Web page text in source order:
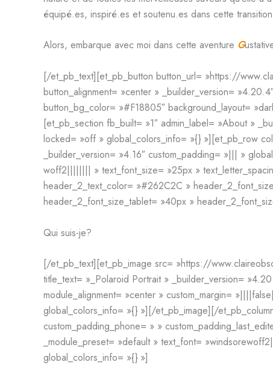
équipé.es, inspiré.es et soutenu.es dans cette
Alors, embarque avec moi dans cette aventure G
[/et_pb_text][et_pb_button button_url= »https://
button_alignment= »center » _builder_version=
button_bg_color= »#F18805″ background_layout=
[et_pb_section fb_built= »1″ admin_label= »About »
locked= »off » global_colors_info= »{} »][et_pb_row
_builder_version= »4.16″ custom_padding= »||| »
woff2|||||||| » text_font_size= »25px »
header_2_text_color= »#262C2C »
header_2_font_size_tablet= »40px »
Qui suis-je?
[/et_pb_text][et_pb_image src= »https://
title_text= »_Polaroid Portrait » _builder_version=
module_alignment= »center » custom_margin=
global_colors_info= »{} »][/et_pb_image][/
custom_padding_phone= » »
_module_preset= »default » text_font=
global_colors_info= »{} »]